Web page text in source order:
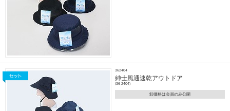
362404
紳士風通速乾アウトドア
(36-2404)
卸価格は会員のみ公開